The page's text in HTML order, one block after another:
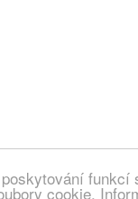
cookie.